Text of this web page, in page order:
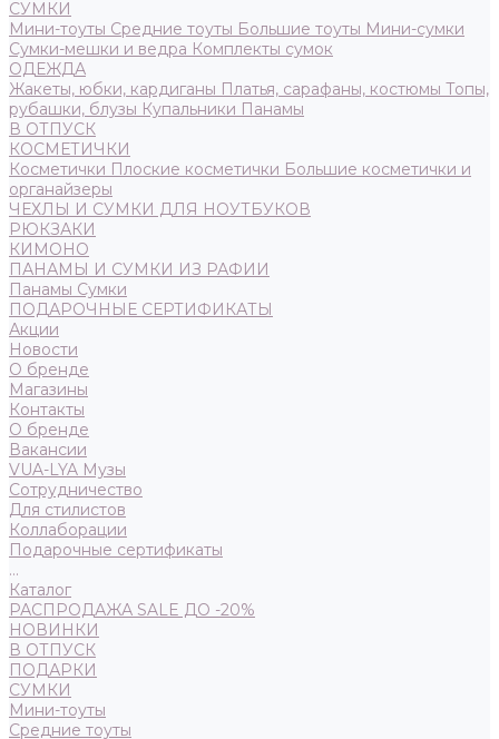
СУМКИ
Мини-тоуты Средние тоуты Большие тоуты Мини-сумки
Сумки-мешки и ведра Комплекты сумок
ОДЕЖДА
Жакеты, юбки, кардиганы Платья, сарафаны, костюмы Топы,
рубашки, блузы Купальники Панамы
В ОТПУСК
КОСМЕТИЧКИ
Косметички Плоские косметички Большие косметички и
органайзеры
ЧЕХЛЫ И СУМКИ ДЛЯ НОУТБУКОВ
РЮКЗАКИ
КИМОНО
ПАНАМЫ И СУМКИ ИЗ РАФИИ
Панамы Сумки
ПОДАРОЧНЫЕ СЕРТИФИКАТЫ
Акции
Новости
О бренде
Магазины
Контакты
О бренде
Вакансии
VUA-LYA Музы
Сотрудничество
Для стилистов
Коллаборации
Подарочные сертификаты
...
Каталог
РАСПРОДАЖА SALE ДО -20%
НОВИНКИ
В ОТПУСК
ПОДАРКИ
СУМКИ
Мини-тоуты
Средние тоуты